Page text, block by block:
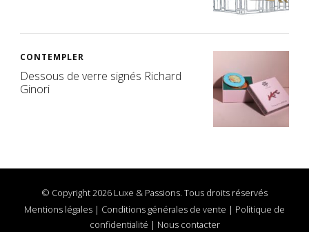
CONTEMPLER
Dessous de verre signés Richard
Ginori
© Copyright 2026 Luxe & Passions. Tous droits réservés
Mentions légales | Conditions générales de vente | Politique de
confidentialité | Nous contacter